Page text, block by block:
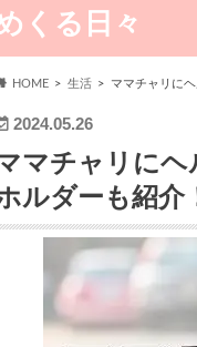
くる日々
HOME 生活 ママチャリに
2024.05.26
マチャリにヘ
ルダーも紹介